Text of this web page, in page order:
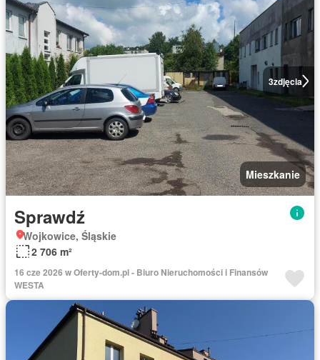
3zdjęcia
Mieszkanie
Sprawdź
Wojkowice, Śląskie
2 706 m²
16 cze 2026 w Oferty-dom.pl - Biuro Nieruchomości i Finansów
WESTA